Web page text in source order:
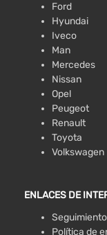
Ford
Hyundai
Iveco
Man
Mercedes
Nissan
Opel
Peugeot
Renault
Toyota
Volkswagen
ENLACES DE
Política de